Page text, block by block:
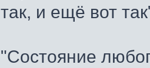
так, и ещё вот
"Состояние